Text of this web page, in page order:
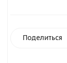
Поделиться